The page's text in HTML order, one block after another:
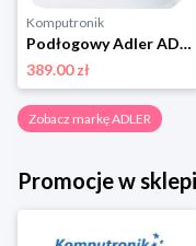
Komputronik
Podłogowy Adler AD 7917 biały
389.00 zł
Zobacz markę ADLER
Promocje w